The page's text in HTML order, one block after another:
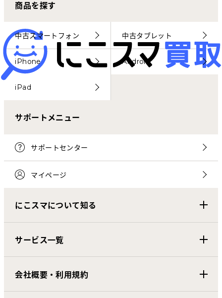
にこスマ通信
マイページ
商品を探す
中古スマートフォン 中古タブレット
iPhone Android
iPad
サポートメニュー
サポートセンター
マイページ
にこスマについて知る
サービス一覧
会社概要・利用規約